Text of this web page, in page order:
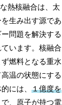
熱核融合は、太
生み出す源であ
問題を解決する
います。核融合
燃料となる重水
温の状態にする
には、１億度を
、原子が持つ電